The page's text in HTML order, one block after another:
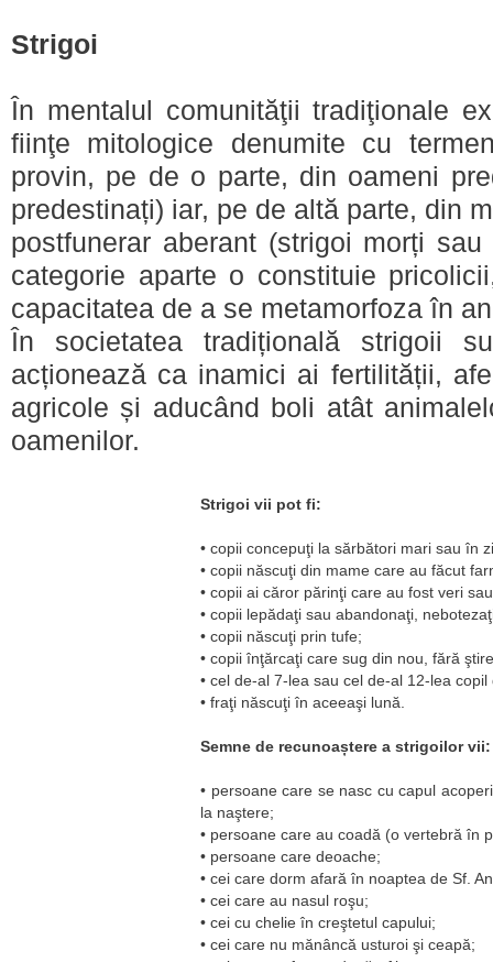
Strigoi
În mentalul comunităţii tradiţionale
fiinţe mitologice denumite cu
provin, pe de o parte, din oameni
predestinați) iar, pe de altă parte, din
postfunerar aberant (strigoi morți
categorie aparte o constituie
capacitatea de a se metamorfoza în
În societatea tradițională strigoii
acționează ca inamici ai fertilității,
agricole și aducând boli atât
oamenilor.
Strigoi vii pot fi:
• copii concepuţi la sărbători mari sau în
• copii născuţi din mame care au făcut
• copii ai căror părinţi care au fost veri
• copii lepădaţi sau abandonaţi,
• copii născuţi prin tufe;
• copii înţărcaţi care sug din nou, fără
• cel de-al 7-lea sau cel de-al 12-lea
• fraţi născuţi în aceeaşi lună.
Semne de recunoaștere a strigoilor vii:
• persoane care se nasc cu capul
la naştere;
• persoane care au coadă (o vertebră în
• persoane care deoache;
• cei care dorm afară în noaptea de Sf.
• cei care au nasul roşu;
• cei cu chelie în creştetul capului;
• cei care nu mănâncă usturoi şi ceapă;